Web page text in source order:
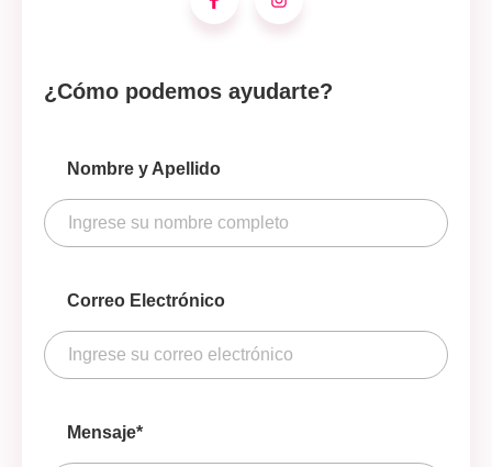
¿Cómo podemos ayudarte?
Nombre y Apellido
Correo Electrónico
Mensaje*